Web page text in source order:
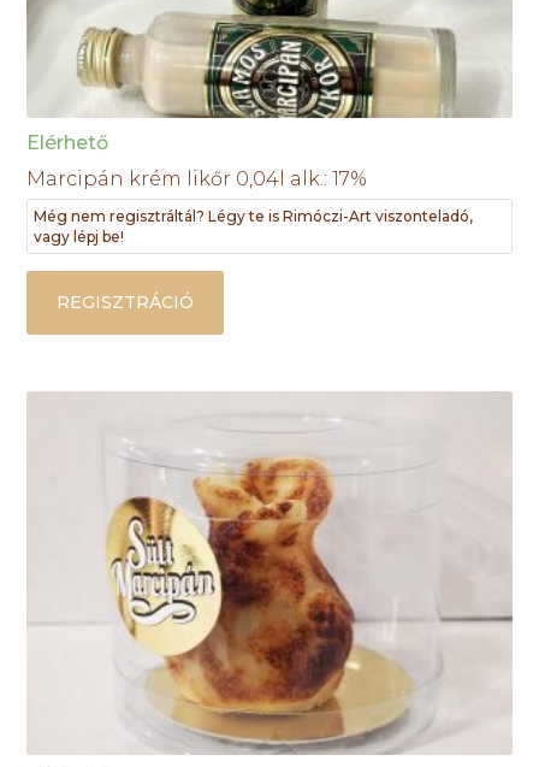
Elérhető
Marcipán krém likőr 0,04l alk.: 17%
Még nem regisztráltál? Légy te is Rimóczi-Art viszonteladó,
vagy lépj be!
REGISZTRÁCIÓ